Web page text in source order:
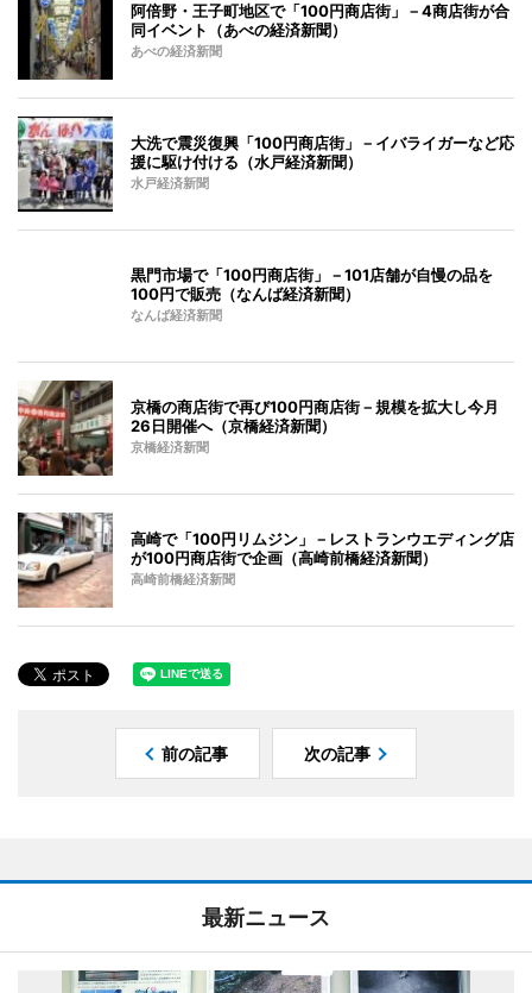
阿倍野・王子町地区で「100円商店街」－4商店街が合
同イベント（あべの経済新聞）
あべの経済新聞
大洗で震災復興「100円商店街」－イバライガーなど応
援に駆け付ける（水戸経済新聞）
水戸経済新聞
黒門市場で「100円商店街」－101店舗が自慢の品を
100円で販売（なんば経済新聞）
なんば経済新聞
京橋の商店街で再び100円商店街－規模を拡大し今月
26日開催へ（京橋経済新聞）
京橋経済新聞
高崎で「100円リムジン」－レストランウエディング店
が100円商店街で企画（高崎前橋経済新聞）
高崎前橋経済新聞
前の記事 次の記事
最新ニュース